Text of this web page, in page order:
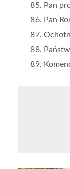
Pan
Pan